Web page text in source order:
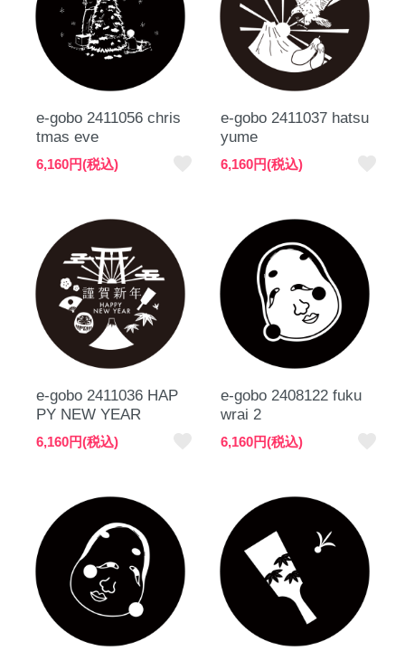
e-gobo 2411056 chris
tmas eve
6,160円(税込)
e-gobo 2411037 hatsu
yume
6,160円(税込)
e-gobo 2411036 HAP
PY NEW YEAR
6,160円(税込)
e-gobo 2408122 fuku
wrai 2
6,160円(税込)